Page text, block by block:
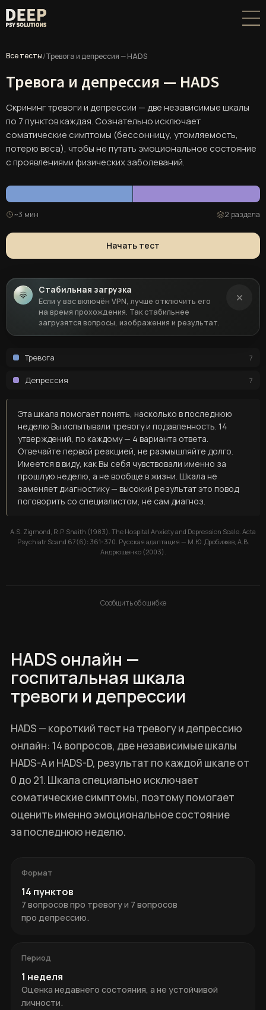
Все тесты/Тревога и депрессия — HADS
Тревога и депрессия — HADS
Скрининг тревоги и депрессии — две независимые шкалы
по 7 пунктов каждая. Сознательно исключает
соматические симптомы (бессонницу, утомляемость,
потерю веса), чтобы не путать эмоциональное состояние
с проявлениями физических заболеваний.
~3 мин 2 раздела
Начать тест
Стабильная загрузка
Если у вас включён VPN, лучше отключить его
на время прохождения. Так стабильнее
загрузятся вопросы, изображения и результат.
Тревога 7
Депрессия 7
Эта шкала помогает понять, насколько в последнюю
неделю Вы испытывали тревогу и подавленность. 14
утверждений, по каждому — 4 варианта ответа.
Отвечайте первой реакцией, не размышляйте долго.
Имеется в виду, как Вы себя чувствовали именно за
прошлую неделю, а не вообще в жизни. Шкала не
заменяет диагностику — высокий результат это повод
поговорить со специалистом, не сам диагноз.
A.S. Zigmond, R.P. Snaith (1983). The Hospital Anxiety and Depression Scale. Acta
Psychiatr Scand 67(6): 361-370. Русская адаптация — М.Ю. Дробижев, А.В.
Андрющенко (2003).
Сообщить об ошибке
HADS онлайн —
госпитальная шкала
тревоги и депрессии
HADS — короткий тест на тревогу и депрессию
онлайн: 14 вопросов, две независимые шкалы
HADS-A и HADS-D, результат по каждой шкале от
0 до 21. Шкала специально исключает
соматические симптомы, поэтому помогает
оценить именно эмоциональное состояние
за последнюю неделю.
Формат
14 пунктов
7 вопросов про тревогу и 7 вопросов
про депрессию.
Период
1 неделя
Оценка недавнего состояния, а не устойчивой
личности.